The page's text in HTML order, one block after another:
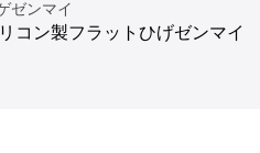
ゼンマイ
コン製フラットひげゼンマイ